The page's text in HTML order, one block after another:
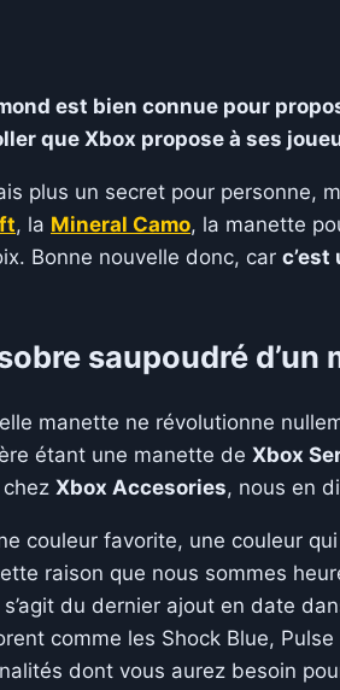
est bien connue pour
que Xbox propose à ses
plus un secret pour personne,
, la Mineral Camo, la manette
Bonne nouvelle donc, car
saupoudré
manette ne révolutionne
étant une manette de Xbox
Xbox Accesories, nous en
couleur favorite, une couleur
raison que nous sommes
s’agit du dernier ajout en date
comme les Shock Blue,
dont vous aurez besoin